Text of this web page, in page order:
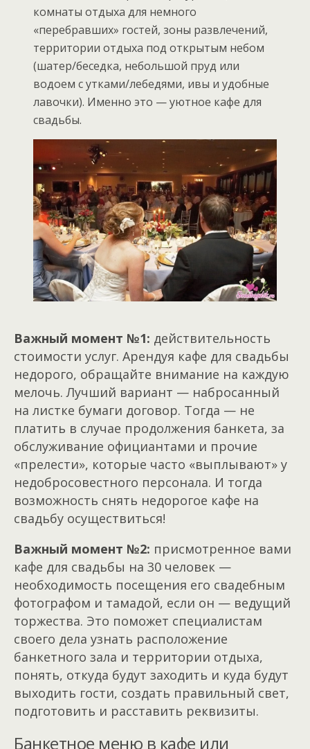
комнаты отдыха для немного
«перебравших» гостей, зоны развлечений,
территории отдыха под открытым небом
(шатер/беседка, небольшой пруд или
водоем с утками/лебедями, ивы и удобные
лавочки). Именно это — уютное кафе для
свадьбы.
Важный момент №1: действительность
стоимости услуг. Арендуя кафе для свадьбы
недорого, обращайте внимание на каждую
мелочь. Лучший вариант — набросанный
на листке бумаги договор. Тогда — не
платить в случае продолжения банкета, за
обслуживание официантами и прочие
«прелести», которые часто «выплывают» у
недобросовестного персонала. И тогда
возможность снять недорогое кафе на
свадьбу осуществиться!
Важный момент №2: присмотренное вами
кафе для свадьбы на 30 человек —
необходимость посещения его свадебным
фотографом и тамадой, если он — ведущий
торжества. Это поможет специалистам
своего дела узнать расположение
банкетного зала и территории отдыха,
понять, откуда будут заходить и куда будут
выходить гости, создать правильный свет,
подготовить и расставить реквизиты.
Банкетное меню в кафе или